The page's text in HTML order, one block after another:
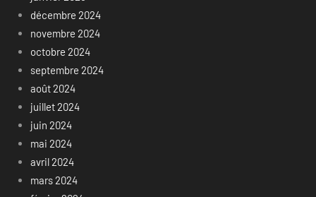
décembre 2024
novembre 2024
octobre 2024
septembre 2024
août 2024
juillet 2024
juin 2024
mai 2024
avril 2024
mars 2024